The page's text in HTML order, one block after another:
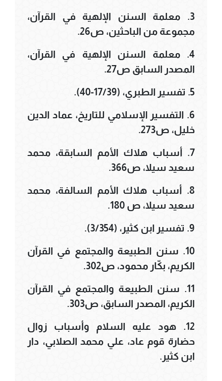
3. معلمة السنن الإلهية في القرآن،
مجموعة من الباحثين، ص26.
4. معلمة السنن الإلهية في القرآن،
المصدر السابق ص27.
5. تفسير الطبري، (17/39-40).
6. التفسير الإسلامي للتاريخ، عماد الدين
خليل، ص273.
7. أسباب هلاك الأمم السابقة، محمد
سعيد سيلا، ص366.
8. أسباب هلاك الأمم السالفة، محمد
سعيد سيلا، ص 180.
9. تفسير ابن كثير، (3/354).
10. سنن الطبيعة والمجتمع في القرآن
الكريم، بكّار محمود، ص302.
11. سنن الطبيعة والمجتمع في القرآن
الكريم، المصدر السابق، ص303.
12. هود عليه السلام وأسباب زوال
حضارة قوم عاد، علي محمد الصلابي، دار
ابن كثير.